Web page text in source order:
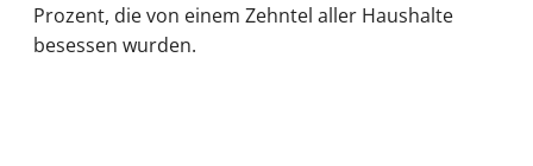
Prozent, die von einem Zehntel aller Haushalte
besessen wurden.